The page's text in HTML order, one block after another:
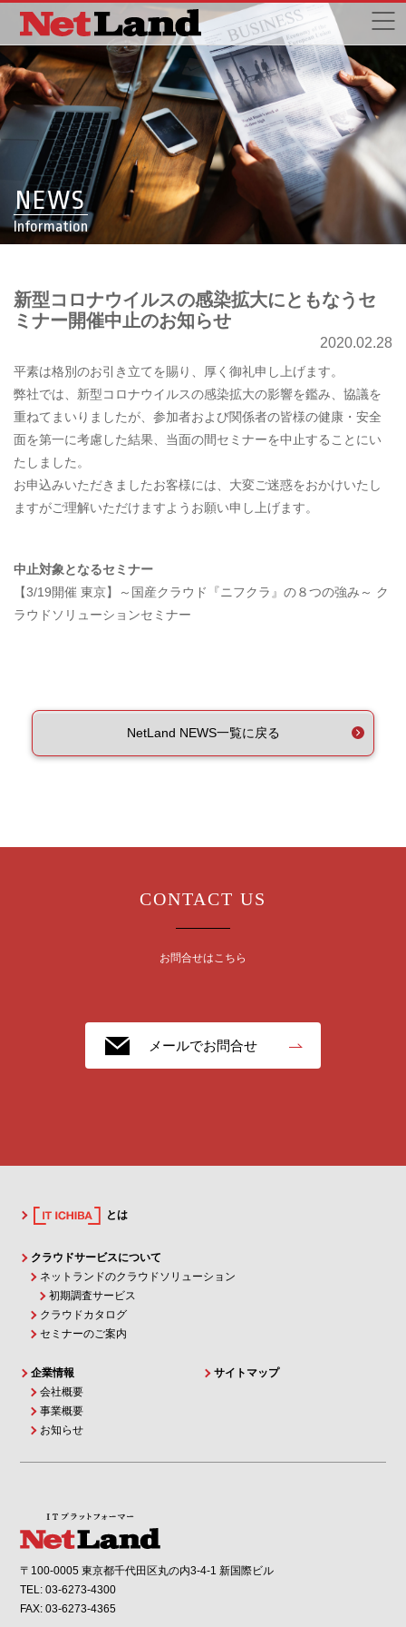
NEWS
Information
新型コロナウイルスの感染拡大にともなうセ
ミナー開催中止のお知らせ
2020.02.28
平素は格別のお引き立てを賜り、厚く御礼申し上げます。
弊社では、新型コロナウイルスの感染拡大の影響を鑑み、協議を
重ねてまいりましたが、参加者および関係者の皆様の健康・安全
面を第一に考慮した結果、当面の間セミナーを中止することにい
たしました。
お申込みいただきましたお客様には、大変ご迷惑をおかけいたし
ますがご理解いただけますようお願い申し上げます。
中止対象となるセミナー
【3/19開催 東京】～国産クラウド『ニフクラ』の８つの強み～ ク
ラウドソリューションセミナー
NetLand NEWS一覧に戻る
CONTACT US
お問合せはこちら
メールでお問合せ
とは
クラウドサービスについて
ネットランドのクラウドソリューション
初期調査サービス
クラウドカタログ
セミナーのご案内
企業情報
会社概要
事業概要
お知らせ
サイトマップ
〒100-0005 東京都千代田区丸の内3-4-1 新国際ビル
TEL: 03-6273-4300
FAX: 03-6273-4365